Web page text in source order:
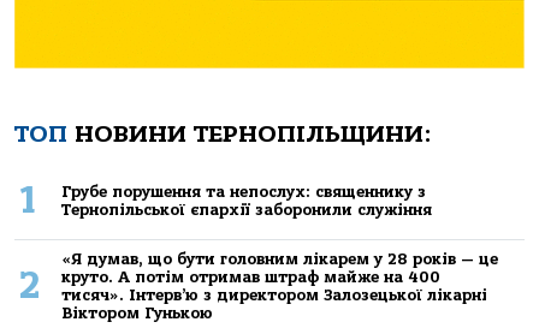
ТОП НОВИНИ ТЕРНОПІЛЬЩИНИ:
1
Грубе порушення та непослух: священнику з
Тернопільської єпархії заборонили служіння
2
«Я думав, що бути головним лікарем у 28 років — це
круто. А потім отримав штраф майже на 400
тисяч». Інтерв’ю з директором Залозецької лікарні
Віктором Гунькою